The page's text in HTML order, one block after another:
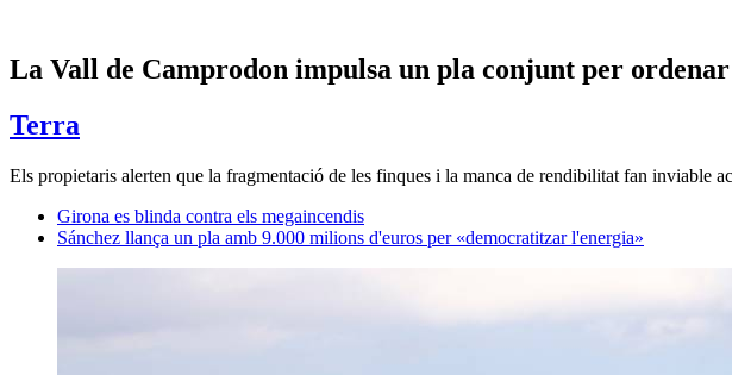
La Vall de Camprodon impulsa un pla conjunt per
Terra
Els propietaris alerten que la fragmentació de les finques i la manca de rendibilitat fan inviable
Girona es blinda contra els megaincendis
Sánchez llança un pla amb 9.000 milions d'euros per «democratitzar l'energia»